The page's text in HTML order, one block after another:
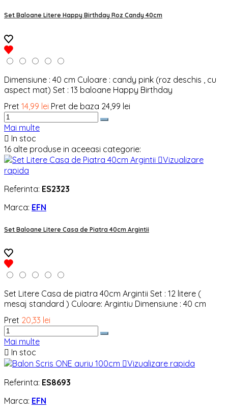
Set Baloane Litere Happy Birthday Roz Candy 40cm
Dimensiune : 40 cm Culoare : candy pink (roz deschis , cu
aspect mat) Set : 13 baloane Happy Birthday
Pret 14,99 lei Pret de baza 24,99 lei
Mai multe
 In stoc
16 alte produse in aceeasi categorie:
Vizualizare
rapida
Referinta: ES2323
Marca: EFN
Set Baloane Litere Casa de Piatra 40cm Argintii
Set Litere Casa de piatra 40cm Argintii Set : 12 litere (
mesaj standard ) Culoare: Argintiu Dimensiune : 40 cm
Pret 20,33 lei
Mai multe
 In stoc
Vizualizare rapida
Referinta: ES8693
Marca: EFN